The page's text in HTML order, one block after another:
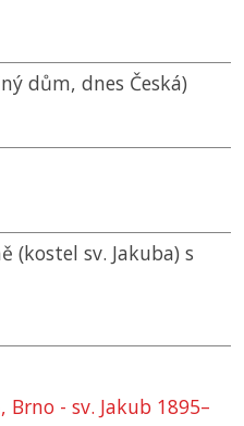
dům, dnes Česká)
(kostel sv. Jakuba) s
- sv. Jakub 1895–